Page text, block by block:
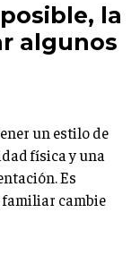
la
algunos
un estilo de
física y una
Es
familiar cambie